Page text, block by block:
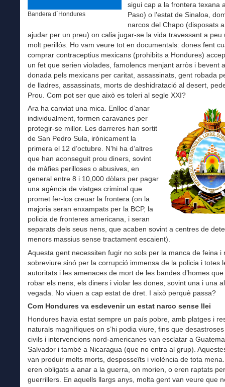
Bandera d´Hondures
sigui cap a la frontera texana
Paso) o l’estat de Sinaloa,
narcos del Chapo (disposats
ajudar per un preu) on calia jugar-se la vida travessant a peu
molt perillós. Ho vam veure tot en documentals: dones fent
comprar contraceptius mexicans (prohibits a Hondures)
un fet que serien violades, famolencs menjant arròs i bevent
donada pels mexicans per caritat, assassinats, gent robada
de lladres, assassinats, morts de deshidratació al desert,
Prou. Com pot ser que això es toleri al segle XXI?
Ara ha canviat una mica. Enlloc d’anar
individualment, formen caravanes per
protegir-se millor. Les darreres han sortit
de San Pedro Sula, irònicament la
primera el 12 d’octubre. N’hi ha d’altres
que han aconseguit prou diners, sovint
de màfies perilloses o abusives, en
general entre 8 i 10,000 dòlars per pagar
una agència de viatges criminal que
promet fer-los creuar la frontera (on la
majoria seran enxampats per la BCP, la
policia de fronteres americana, i seran
separats dels seus nens, que acaben sovint a centres de
menors massius sense tractament escaient).
Aquesta gent necessiten fugir no sols per la manca de feina i
sobreviure sinó per la corrupció immensa de la policia i totes
autoritats i les amenaces de mort de les bandes d’homes
robar els nens, els diners i violar les dones, sovint una i una
vegada. No viuen a cap estat de dret. I això perquè passa?
Com Hondures va esdevenir un estat narco sense llei
Hondures havia estat sempre un país pobre, amb platges i
naturals magnífiques on s’hi podia viure, fins que
civils i intervencions nord-americanes van esclatar a
Salvador i també a Nicaragua (que no entra al grup).
van produir molts morts, desposseïts i violència de tota
eren obligats a anar a la guerra, on morien, o eren raptats per
guerrillers. En aquells llargs anys, molta gent van veure que